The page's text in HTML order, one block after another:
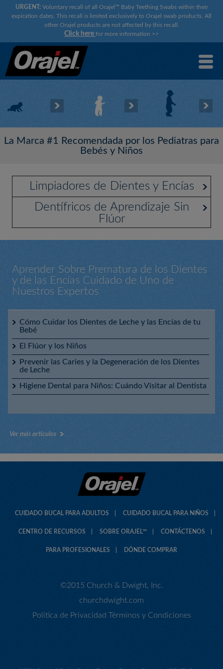
URGENT:Voluntary recall of all Orajel™ Baby Teething Swabs within their
expiration dates. This recall is limited exclusively to Orajel swab products. All
other Orajel products are not affected by this recall.
Click here for more information >>
La Marca #1 Recomendada por los Pediatras para
Bebés y Niños
Limpiadores de Dientes y Encías
Baby Orajel™ Elmo para la Limpieza de Dientes y Encías con
Escobilla de Dedos
Dientes de Elmo
Dentífricos de Aprendizaje Sin
Flúor
PAW Patrol™ Pasta de Dientes de Entrenamiento Sin Flúor
de Dientes de Entrenamiento Sin Flúor
Aprender Sobre Prematura de los Dientes
y de las Encías Cuidado de Uno de
Nuestros Expertos
Cómo Cuidar los Dientes de Leche y las Encías de tu
Bebé
El Flúor y los Niños
Prevenir las Caries y la Degeneración de los Dientes
de Leche
Higiene Dental para Niños: Cuándo Visitar al Dentista
Ver más artículos
CUIDADO BUCAL PARA ADULTOS CUIDADO BUCAL PARA NIÑOS
CENTRO DE RECURSOS SOBRE ORAJEL™ CONTÁCTENOS
PARA PROFESIONALES DÓNDE COMPRAR
©2015 Church & Dwight, Inc.
churchdwight.com
Política de Privacidad Términos y Condiciones